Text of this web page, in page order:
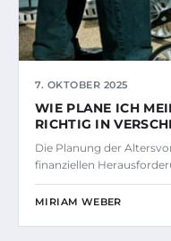
7. OKTOBER 2025
WIE PLANE ICH
RICHTIG IN
Die Planung der
finanziellen
MIRIAM WEBER